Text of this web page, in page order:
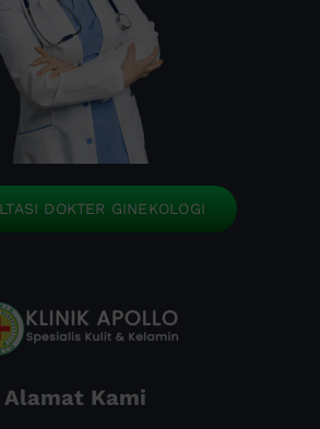
DOKTER GINEKOLOGI
Alamat Kami